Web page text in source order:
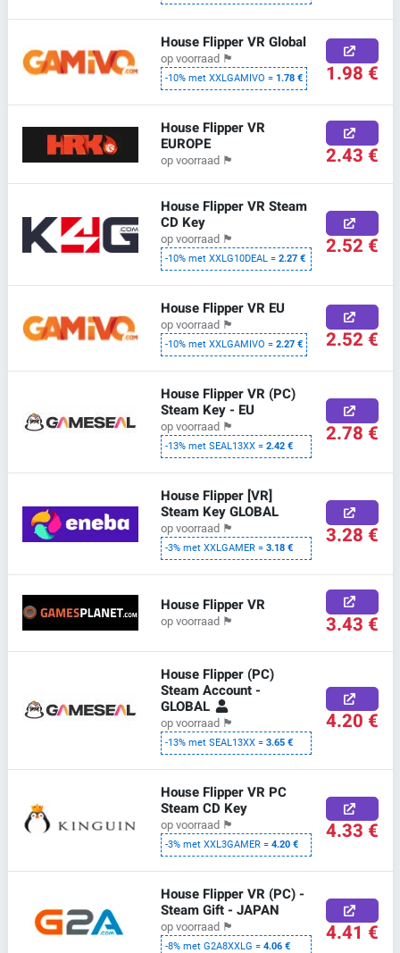
House Flipper VR Global
op voorraad 🏴
-10% met XXLGAMIVO =1.78 € 1.98 €
House Flipper VR
EUROPE
op voorraad 🏴 2.43 €
House Flipper VR Steam
CD Key
op voorraad 🏴
-10% met XXLG10DEAL =2.27 € 2.52 €
House Flipper VR EU
op voorraad 🏴
-10% met XXLGAMIVO =2.27 € 2.52 €
House Flipper VR (PC)
Steam Key - EU
op voorraad 🏴
-13% met SEAL13XX =2.42 € 2.78 €
House Flipper [VR]
Steam Key GLOBAL
op voorraad 🏴
-3% met XXLGAMER =3.18 € 3.28 €
House Flipper VR
op voorraad 🏴 3.43 €
House Flipper (PC)
Steam Account -
GLOBAL
op voorraad 🏴
-13% met SEAL13XX =3.65 €
4.20 €
House Flipper VR PC
Steam CD Key
op voorraad 🏴
-3% met XXL3GAMER =4.20 € 4.33 €
House Flipper VR (PC) -
Steam Gift - JAPAN
op voorraad 🏴
-8% met G2A8XXLG =4.06 € 4.41 €